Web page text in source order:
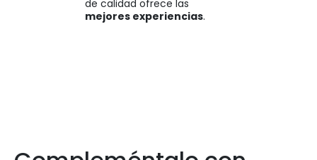
de calidad ofrece las
mejores experiencias.